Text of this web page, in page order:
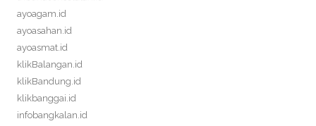
ayoagam.id
ayoasahan.id
ayoasmat.id
klikBalangan.id
klikBandung.id
klikbanggai.id
infobangkalan.id